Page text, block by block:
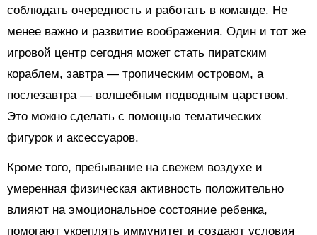
соблюдать очередность и работать в команде. Не
менее важно и развитие воображения. Один и тот же
игровой центр сегодня может стать пиратским
кораблем, завтра — тропическим островом, а
послезавтра — волшебным подводным царством.
Это можно сделать с помощью тематических
фигурок и аксессуаров.
Кроме того, пребывание на свежем воздухе и
умеренная физическая активность положительно
влияют на эмоциональное состояние ребенка,
помогают укреплять иммунитет и создают условия